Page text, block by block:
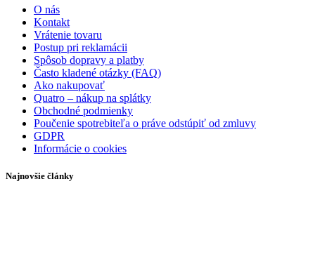
O nás
Kontakt
Vrátenie tovaru
Postup pri reklamácii
Spôsob dopravy a platby
Často kladené otázky (FAQ)
Ako nakupovať
Quatro – nákup na splátky
Obchodné podmienky
Poučenie spotrebiteľa o práve odstúpiť od zmluvy
GDPR
Informácie o cookies
Najnovšie články